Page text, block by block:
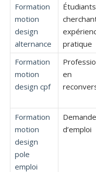
Formation
motion
design
alternance
Étudiants
pratique
Formation
motion
design cpf
en
Formation
motion
design
pole
emploi
d’emploi